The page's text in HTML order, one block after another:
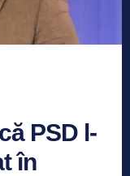
PSD l-
în